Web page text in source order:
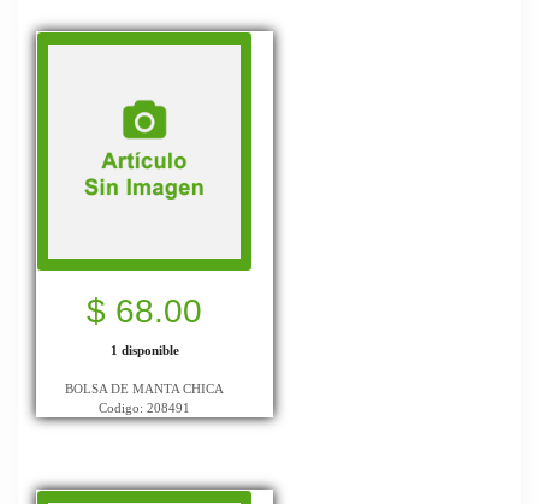
$ 68.00
1 disponible
BOLSA DE MANTA CHICA
Codigo: 208491